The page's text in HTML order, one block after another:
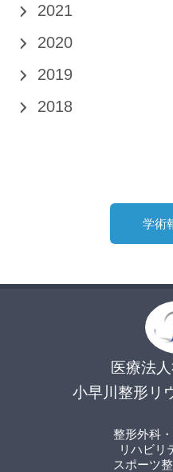
2021
2020
2019
2018
学術
医療法
小早川整形リ
整形外科
リハビリ
スポーツ